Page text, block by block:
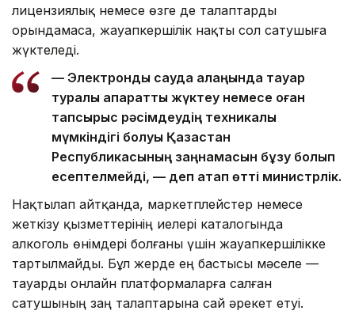
лицензиялық немесе өзге де талаптарды
орындамаса, жауапкершілік нақты сол сатушыға
жүктеледі.
— Электрондық сауда алаңында тауар
туралы ақпаратты жүктеу немесе оған
тапсырыс рәсімдеудің техникалық
мүмкіндігі болуы Қазақстан
Республикасының заңнамасын бұзу болып
есептелмейді, — деп атап өтті министрлік.
Нақтылап айтқанда, маркетплейстер немесе
жеткізу қызметтерінің иелері каталогында
алкоголь өнімдері болғаны үшін жауапкершілікке
тартылмайды. Бұл жерде ең бастысы мәселе —
тауарды онлайн платформаларға салған
сатушының заң талаптарына сай әрекет етуі.